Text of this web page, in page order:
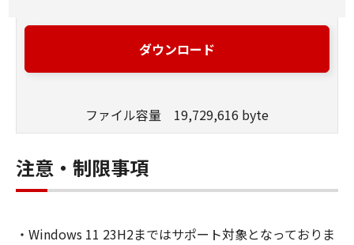
1. GRANT OF LICENSE
Canon grants you a personal, limited and non-
SOFTWARE solely for the use with Products
connected to the Products (the "Designated
Computer").
You may allow other users of other
Computer to use the SOFTWARE, provided
ダウンロード
ファイル容量 19,729,616 byte
注意・制限事項
・Windows 11 23H2まではサポート対象となっておりま